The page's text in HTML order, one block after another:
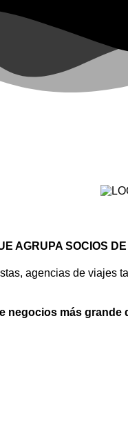
AGRUPA SOCIOS
agencias de viajes
negocios más grande